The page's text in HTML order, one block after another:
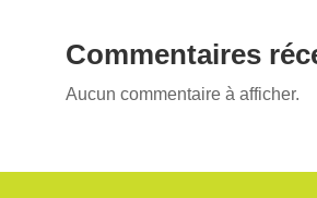
Commentaires
Aucun commentaire à afficher.